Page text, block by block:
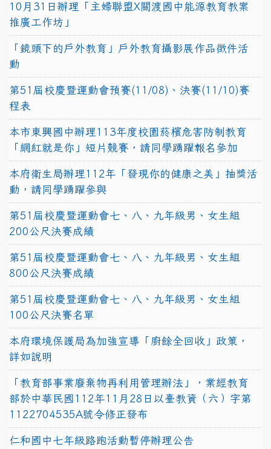
10月31日辦理「主婦聯盟X關渡國中能源教育教案
推廣工作坊」
「鏡頭下的戶外教育」戶外教育攝影展作品徵件活
動
第51屆校慶暨運動會預賽(11/08)、決賽(11/10)賽
程表
本市東興國中辦理113年度校園菸檳危害防制教育
「網紅就是你」短片競賽，請同學踴躍報名參加
本府衛生局辦理112年「發現你的健康之美」抽獎活
動，請同學踴躍參與
第51屆校慶暨運動會七、八、九年級男、女生組
200公尺決賽成績
第51屆校慶暨運動會七、八、九年級男、女生組
800公尺決賽成績
第51屆校慶暨運動會七、八、九年級男、女生組
100公尺決賽名單
本府環境保護局為加強宣導「廚餘全回收」政策，
詳如說明
「教育部事業廢棄物再利用管理辦法」，業經教育
部於中華民國112年11月28日以臺教資（六）字第
1122704535A號令修正發布
仁和國中七年級路跑活動暫停辦理公告